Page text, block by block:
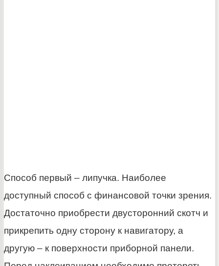
Способ первый – липучка. Наиболее
доступный способ с финансовой точки зрения.
Достаточно приобрести двусторонний скотч и
прикрепить одну сторону к навигатору, а
другую – к поверхности приборной панели.